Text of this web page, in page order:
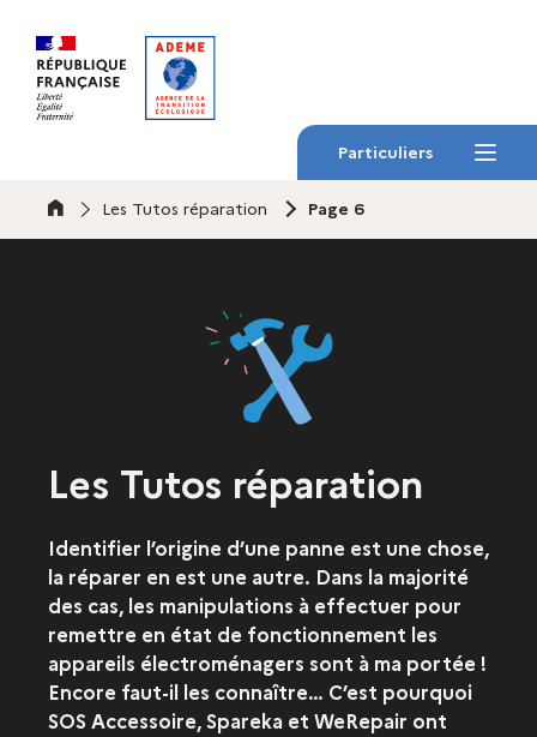
Particuliers
Menu
AccueilLes Tutos réparation Page 6
Les Tutos réparation
Identifier l’origine d’une panne est une chose,
la réparer en est une autre. Dans la majorité
des cas, les manipulations à effectuer pour
remettre en état de fonctionnement les
appareils électroménagers sont à ma portée !
Encore faut-il les connaître… C’est pourquoi
SOS Accessoire, Spareka et WeRepair ont